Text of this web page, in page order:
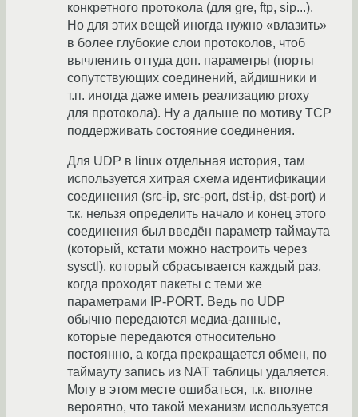
конкретного протокола (для gre, ftp, sip...).
Но для этих вещей иногда нужно «влазить»
в более глубокие слои протоколов, чтоб
вычленить оттуда доп. параметры (порты
сопутствующих соединений, айдишники и
т.п. иногда даже иметь реализацию proxy
для протокола). Ну а дальше по мотиву TCP
поддерживать состояние соединения.
Для UDP в linux отдельная история, там
используется хитрая схема идентификации
соединения (src-ip, src-port, dst-ip, dst-port) и
т.к. нельзя определить начало и конец этого
соединения был введён параметр таймаута
(который, кстати можно настроить через
sysctl), который сбрасывается каждый раз,
когда проходят пакеты с теми же
параметрами IP-PORT. Ведь по UDP
обычно передаются медиа-данные,
которые передаются относительно
постоянно, а когда прекращается обмен, по
таймауту запись из NAT таблицы удаляется.
Могу в этом месте ошибаться, т.к. вполне
вероятно, что такой механизм используется